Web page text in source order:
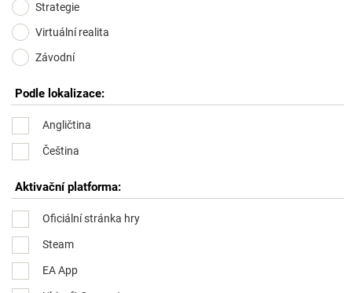
Strategie
Virtuální realita
Závodní
Podle lokalizace:
Angličtina
Čeština
Aktivační platforma:
Oficiální stránka hry
Steam
EA App